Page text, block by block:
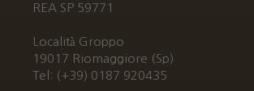
REA SP 59771
Località Groppo
19017 Riomaggiore (Sp)
Tel: (+39) 0187 920435